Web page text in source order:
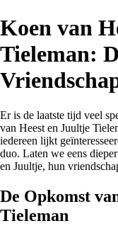
Koen van
Tieleman:
Er is de laatste tijd veel
van Heest en Juultje
iedereen lijkt
duo. Laten we eens
en Juultje, hun
De Opkomst
Tieleman